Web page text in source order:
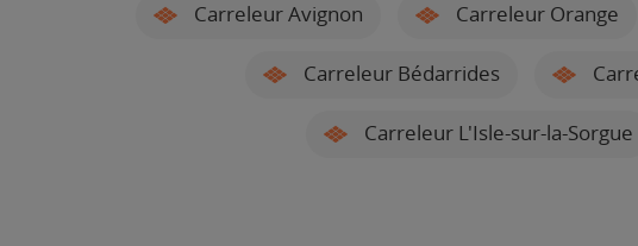
Carreleur Avignon Carreleur Orange
Carreleur Bédarrides
Carreleur L'Isle-sur-la-Sorgue